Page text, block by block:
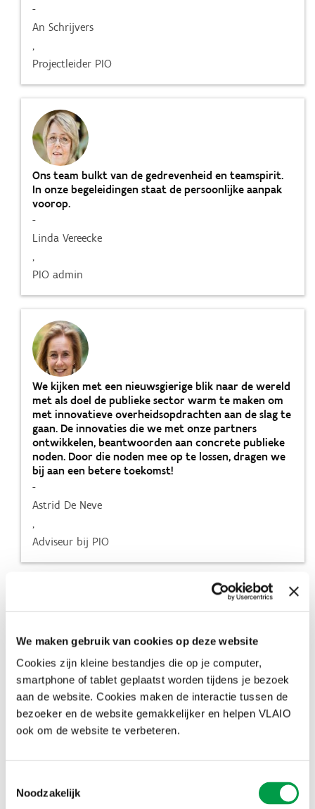
We maken gebruik van cookies op deze website
Cookies zijn kleine bestandjes die op je computer,
smartphone of tablet geplaatst worden tijdens je bezoek
aan de website. Cookies maken de interactie tussen de
bezoeker en de website gemakkelijker en helpen VLAIO
ook om de website te verbeteren.
Noodzakelijk
-
An Schrijvers
,
Projectleider PIO
Ons team bulkt van de gedrevenheid en teamspirit.
In onze begeleidingen staat de persoonlijke aanpak
voorop.
-
Linda Vereecke
,
PIO admin
We kijken met een nieuwsgierige blik naar de wereld
met als doel de publieke sector warm te maken om
met innovatieve overheidsopdrachten aan de slag te
gaan. De innovaties die we met onze partners
ontwikkelen, beantwoorden aan concrete publieke
noden. Door die noden mee op te lossen, dragen we
bij aan een betere toekomst!
-
Astrid De Neve
,
Adviseur bij PIO
-
Lut Slabbinck
Adviseur bij PIO